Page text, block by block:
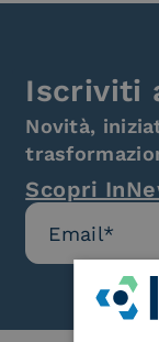
Iscriviti
Novità,
Scopri